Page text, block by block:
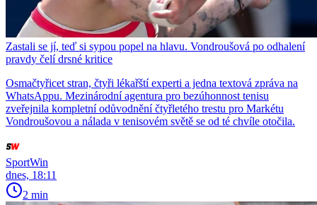
Zastali se jí, teď si sypou popel na hlavu. Vondroušová po odhalení
pravdy čelí drsné kritice
Osmačtyřicet stran, čtyři lékařští experti a jedna textová zpráva na
WhatsAppu. Mezinárodní agentura pro bezúhonnost tenisu
zveřejnila kompletní odůvodnění čtyřletého trestu pro Markétu
Vondroušovou a nálada v tenisovém světě se od té chvíle otočila.
SportWin
dnes, 18:11
2 min